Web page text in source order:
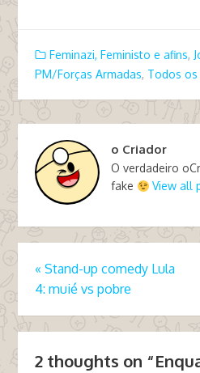
Feminazi, Feministo e afins,
PM/Forças Armadas, Todos
o Criador
O verdadeiro
fake
View all
« Stand-up comedy Lula
4: muié vs pobre
2 thoughts on “